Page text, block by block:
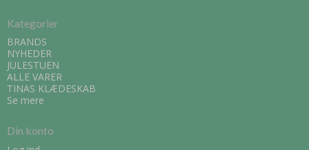
Kategorier
BRANDS
NYHEDER
JULESTUEN
ALLE VARER
TINAS KLÆDESKAB
Se mere
Din konto